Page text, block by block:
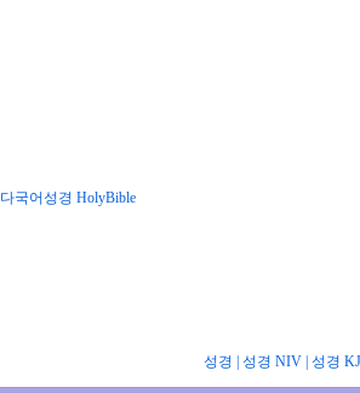
다국어성경 HolyBible
성경 성경 NIV| 성경